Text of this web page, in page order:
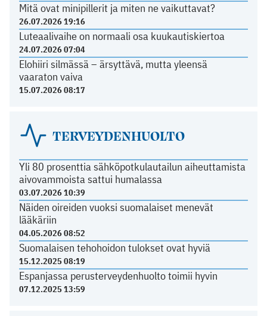
Mitä ovat minipillerit ja miten ne vaikuttavat?
26.07.2026 19:16
Luteaalivaihe on normaali osa kuukautiskiertoa
24.07.2026 07:04
Elohiiri silmässä – ärsyttävä, mutta yleensä
vaaraton vaiva
15.07.2026 08:17
TERVEYDENHUOLTO
Yli 80 prosenttia sähköpotkulautailun aiheuttamista
aivovammoista sattui humalassa
03.07.2026 10:39
Näiden oireiden vuoksi suomalaiset menevät
lääkäriin
04.05.2026 08:52
Suomalaisen tehohoidon tulokset ovat hyviä
15.12.2025 08:19
Espanjassa perusterveydenhuolto toimii hyvin
07.12.2025 13:59